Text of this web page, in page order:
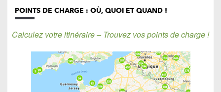
POINTS DE CHARGE : OÙ, QUOI ET QUAND !
Calculez votre itinéraire – Trouvez vos points de charge !